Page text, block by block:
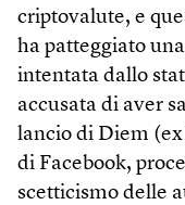
criptovalute, e
ha patteggiato
intentata dallo
accusata di aver
lancio di Diem
di Facebook,
scetticismo delle